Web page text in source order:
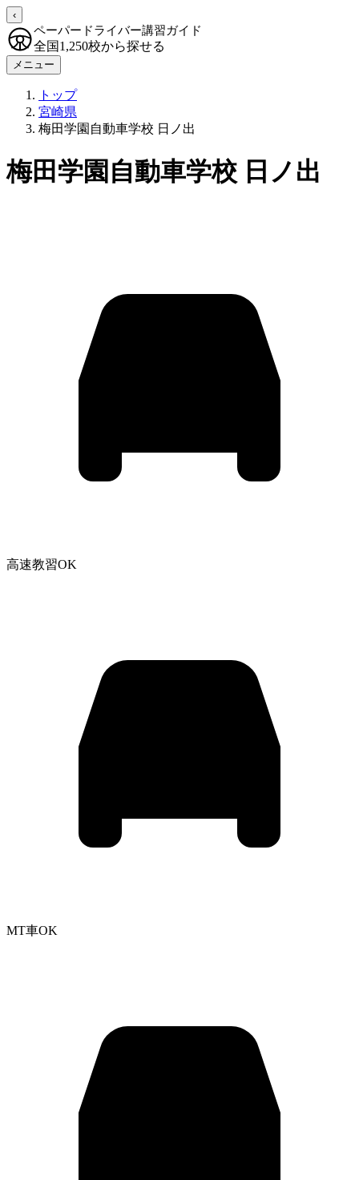
‹
ペーパードライバー講習ガイド
全国1,250校から探せる
メニュー
トップ
宮崎県
梅田学園自動車学校 日ノ出
梅田学園自動車学校 日ノ出
高速教習OK
MT車OK